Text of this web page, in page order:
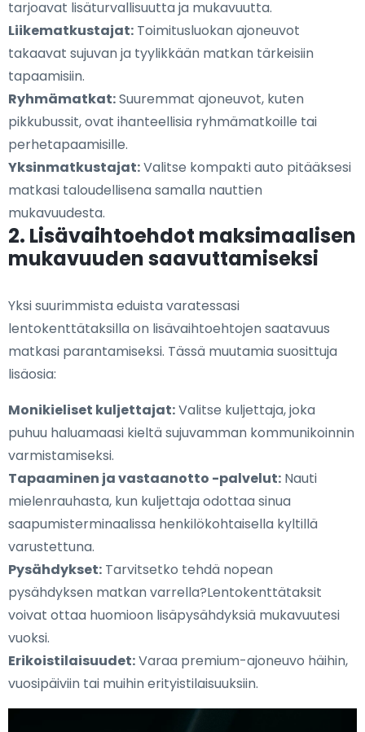
tarjoavat lisäturvallisuutta ja mukavuutta.
Liikematkustajat: Toimitusluokan ajoneuvot
takaavat sujuvan ja tyylikkään matkan tärkeisiin
tapaamisiin.
Ryhmämatkat:Suuremmat ajoneuvot, kuten
pikkubussit, ovat ihanteellisia ryhmämatkoille tai
perhetapaamisille.
Yksinmatkustajat:Valitse kompakti auto pitääksesi
matkasi taloudellisena samalla nauttien
mukavuudesta.
2. Lisävaihtoehdot maksimaalisen
mukavuuden saavuttamiseksi
Yksi suurimmista eduista varatessasi
lentokenttätaksilla on lisävaihtoehtojen saatavuus
matkasi parantamiseksi. Tässä muutamia suosittuja
lisäosia:
Monikieliset kuljettajat:Valitse kuljettaja, joka
puhuu haluamaasi kieltä sujuvamman kommunikoinnin
varmistamiseksi.
Tapaaminen ja vastaanotto -palvelut: Nauti
mielenrauhasta, kun kuljettaja odottaa sinua
saapumisterminaalissa henkilökohtaisella kyltillä
varustettuna.
Pysähdykset: Tarvitsetko tehdä nopean
pysähdyksen matkan varrella?Lentokenttätaksit
voivat ottaa huomioon lisäpysähdyksiä mukavuutesi
vuoksi.
Erikoistilaisuudet:Varaa premium-ajoneuvo häihin,
vuosipäiviin tai muihin erityistilaisuuksiin.